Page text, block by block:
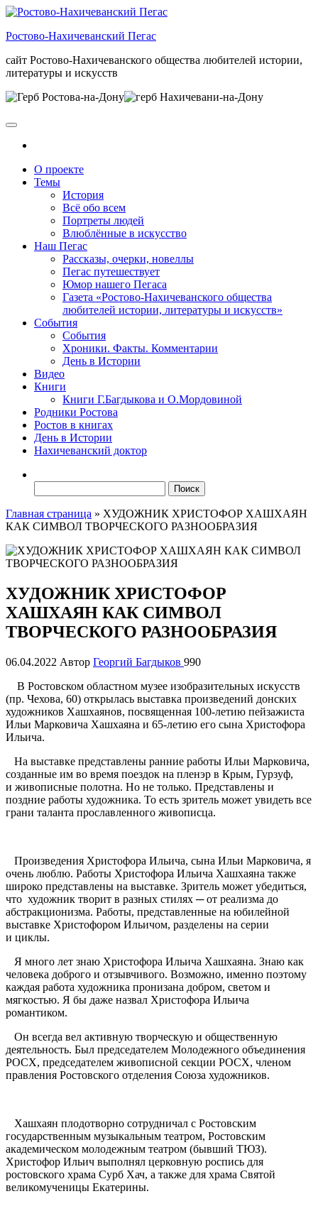
Skip
the
Ростово-Нахичеванский Пегас
сайт Ростово-Нахичеванского общества любителей истории,
литературы и искусств
О проекте
Темы
История
Всё обо всем
Портреты людей
Влюблённые в искусство
Наш Пегас
Рассказы, очерки, новеллы
Пегас путешествует
Юмор нашего Пегаса
Газета «Ростово-Нахичеванского общества
любителей истории, литературы и искусств»
События
События
Хроники. Факты. Комментарии
День в Истории
Видео
Книги
Книги Г.Багдыкова и О.Мордовиной
Родники Ростова
Ростов в книгах
День в Истории
Нахичеванский доктор
Главная страница » ХУДОЖНИК ХРИСТОФОР ХАШХАЯН
КАК СИМВОЛ ТВОРЧЕСКОГО РАЗНООБРАЗИЯ
ХУДОЖНИК ХРИСТОФОР
ХАШХАЯН КАК СИМВОЛ
ТВОРЧЕСКОГО РАЗНООБРАЗИЯ
06.04.2022 Автор Георгий Багдыков 990
В Ростовском областном музее изобразительных искусств
(пр. Чехова, 60) открылась выставка произведений донских
художников Хашхаянов, посвященная 100-летию пейзажиста
Ильи Марковича Хашхаяна и 65-летию его сына Христофора
Ильича.
На выставке представлены ранние работы Ильи Марковича,
созданные им во время поездок на пленэр в Крым, Гурзуф,
и живописные полотна. Но не только. Представлены и
поздние работы художника. То есть зритель может увидеть все
грани таланта прославленного живописца.
Произведения Христофора Ильича, сына Ильи Марковича, я
очень люблю. Работы Христофора Ильича Хашхаяна также
широко представлены на выставке. Зритель может убедиться,
что художник творит в разных стилях ─ от реализма до
абстракционизма. Работы, представленные на юбилейной
выставке Христофором Ильичом, разделены на серии
и циклы.
Я много лет знаю Христофора Ильича Хашхаяна. Знаю как
человека доброго и отзывчивого. Возможно, именно поэтому
каждая работа художника пронизана добром, светом и
мягкостью. Я бы даже назвал Христофора Ильича
романтиком.
Он всегда вел активную творческую и общественную
деятельность. Был председателем Молодежного объединения
РОСХ, председателем живописной секции РОСХ, членом
правления Ростовского отделения Союза художников.
Хашхаян плодотворно сотрудничал с Ростовским
государственным музыкальным театром, Ростовским
академическом молодежным театром (бывший ТЮЗ).
Христофор Ильич выполнял церковную роспись для
ростовского храма Сурб Хач, а также для храма Святой
великомученицы Екатерины.